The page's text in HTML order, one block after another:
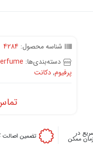
شناسه محصول: 4284
دسته‌بندی‌ها:
پرفیوم,دکانت
در
ممکن تضمین اصالت